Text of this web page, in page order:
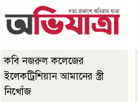
কবি নজরুল কলেজের
ইলেকট্রিশিয়ান আমানের স্ত্রী
নিখোঁজ